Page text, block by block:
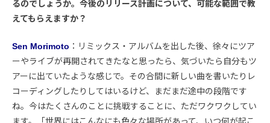
るのでしょうか。今後のリリース計画について、可能な範囲で教
えてもらえますか？
Sen Morimoto ：リミックス・アルバムを出した後、徐々にツア
ーやライブが再開されてきたなと思ったら、気づいたら自分もツ
アーに出ていたような感じで。その合間に新しい曲を書いたりレ
コーディングしたりしてはいるけど、まだまだ途中の段階です
ね。今はたくさんのことに挑戦することに、ただワクワクしてい
ます。「世界にはこんなにも色々な場所があって、いつ何が起こ